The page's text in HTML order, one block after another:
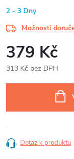
2 - 3 Dny
Možnosti
379 Kč
313 Kč bez DPH
Dotaz k produktu